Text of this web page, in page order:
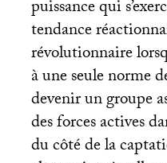
puissance qui
tendance
révolutionnaire
à une seule norme
devenir un groupe
des forces actives
du côté de la